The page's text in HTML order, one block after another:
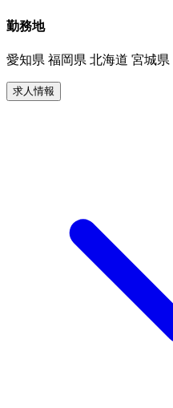
勤務地
愛知県 福岡県 北海道 宮城
求人情報